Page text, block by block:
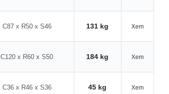
C87 x R50 x S46 131 kg Xem
C120 x R60 x S50 184 kg Xem
C36 x R46 x S36 45 kg Xem